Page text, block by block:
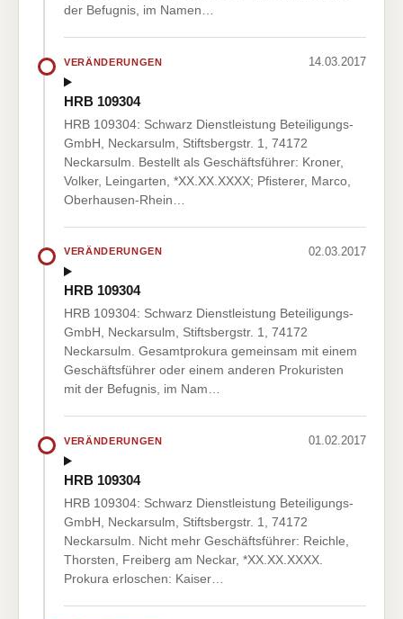
der Befugnis, im Namen…
VERÄNDERUNGEN 14.03.2017
HRB 109304
HRB 109304: Schwarz Dienstleistung Beteiligungs-
GmbH, Neckarsulm, Stiftsbergstr. 1, 74172
Neckarsulm. Bestellt als Geschäftsführer: Kroner,
Volker, Leingarten, *XX.XX.XXXX; Pfisterer, Marco,
Oberhausen-Rhein…
VERÄNDERUNGEN 02.03.2017
HRB 109304
HRB 109304: Schwarz Dienstleistung Beteiligungs-
GmbH, Neckarsulm, Stiftsbergstr. 1, 74172
Neckarsulm. Gesamtprokura gemeinsam mit einem
Geschäftsführer oder einem anderen Prokuristen
mit der Befugnis, im Nam…
VERÄNDERUNGEN 01.02.2017
HRB 109304
HRB 109304: Schwarz Dienstleistung Beteiligungs-
GmbH, Neckarsulm, Stiftsbergstr. 1, 74172
Neckarsulm. Nicht mehr Geschäftsführer: Reichle,
Thorsten, Freiberg am Neckar, *XX.XX.XXXX.
Prokura erloschen: Kaiser…